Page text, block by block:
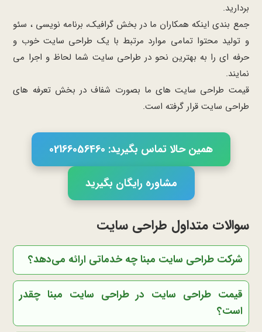
بردارید.
جمع بندی اینکه همکاران ما در بخش گرافیک، برنامه نویسی ، سئو
و تولید محتوا تمامی موارد مرتبط با یک طراحی سایت خوب و
حرفه ای را به بهترین نحو در طراحی سایت شما لحاظ و اجرا می
نمایند.
قیمت طراحی سایت های ما بصورت شفاف در بخش تعرفه های
طراحی سایت قرار گرفته است.
همین حالا تماس بگیرید: 02166056460
مشاوره رایگان بگیرید
سوالات متداول طراحی سایت
شرکت طراحی سایت مبنا چه خدماتی ارائه می‌دهد؟
قیمت طراحی سایت در طراحی سایت مبنا چقدر
است؟